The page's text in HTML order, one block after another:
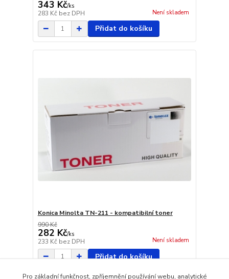
343 Kč/ks
283 Kč bez DPH Není skladem
Přidat do košíku
Konica Minolta TN-211 - kompatibilní toner
990 Kč
282 Kč/ks
233 Kč bez DPH Není skladem
Přidat do košíku
Pro základní funkčnost, zpříjemnění používání webu, analytické